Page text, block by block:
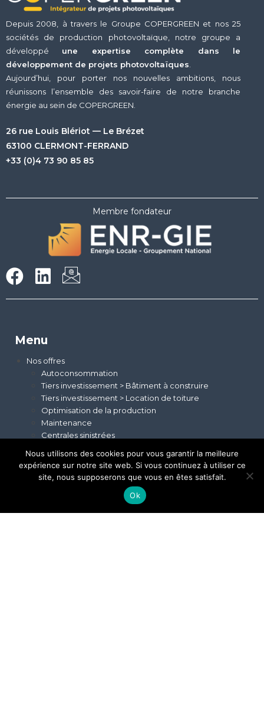
Depuis 2008, à travers le Groupe COPERGREEN et nos 25
sociétés de production photovoltaïque, notre groupe a
développé une expertise complète dans le
développement de projets photovoltaïques
Aujourd’hui, pour porter nos nouvelles ambitions, nous
réunissons l’ensemble des savoir-faire de notre branche
énergie au sein de COPERGREEN.
26 rue Louis Blériot — Le Brézet
63100 CLERMONT-FERRAND
+33 (0)4 73 90 85 85
Membre fondateur
Menu
Nos offres
Autoconsommation
Tiers investissement > Bâtiment à construire
Tiers investissement > Location de toiture
Optimisation de la production
Maintenance
Centrales sinistrées
Histoire
Nos savoir-faire
Actualités
Nous utilisons des cookies pour vous garantir la meilleure
expérience sur notre site web. Si vous continuez à utiliser ce
site, nous supposerons que vous en êtes satisfait.
Ok